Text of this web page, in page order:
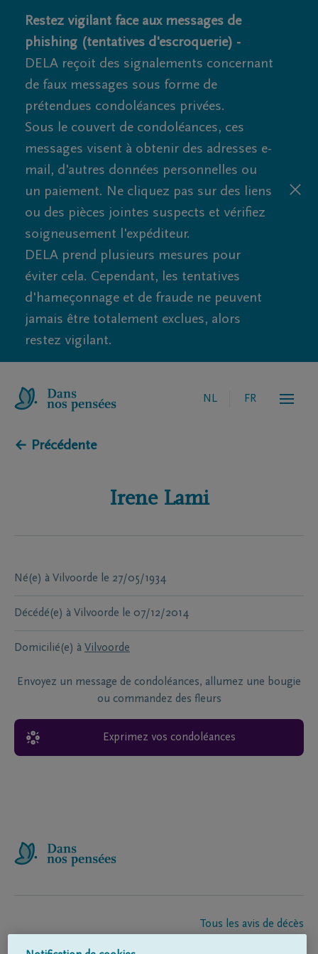
Restez vigilant face aux messages de
phishing (tentatives d'escroquerie) -
DELA reçoit des signalements concernant
de faux messages sous forme de
prétendues condoléances privées.
Sous le couvert de condoléances, ces
messages visent à obtenir des adresses e-
mail, d'autres données personnelles ou
un paiement. Ne cliquez pas sur des liens
ou des pièces jointes suspects et vérifiez
soigneusement l'expéditeur.
DELA prend plusieurs mesures pour
éviter cela. Cependant, les tentatives
d'hameçonnage et de fraude ne peuvent
jamais être totalement exclues, alors
restez vigilant.
NL FR
← Précédente
Irene Lami
Né(e) à Vilvoorde le 27/05/1934
Décédé(e) à Vilvoorde le 07/12/2014
Domicilié(e) à Vilvoorde
Envoyez un message de condoléances, allumez une bougie
ou commandez des fleurs
Exprimez vos condoléances
Tous les avis de décès